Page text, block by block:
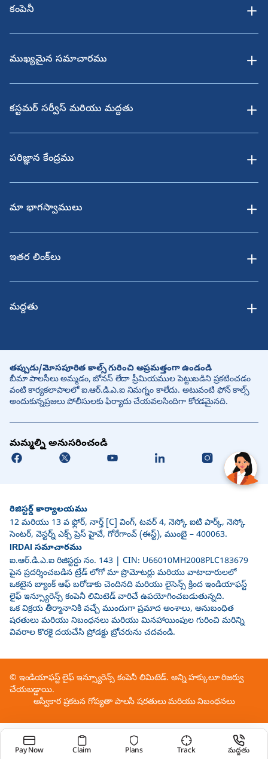
కంపెనీ
ముఖ్యమైన సమాచారము
కస్టమర్ సర్వీస్ మరియు మద్దతు
పరిజ్ఞాన కేంద్రము
మా భాగస్వాములు
ఇతర లింక్‌లు
మద్దతు
తప్పుడు/మోసపూరిత కాల్స్ గురించి అప్రమత్తంగా ఉండండి
బీమా పాలసీలు అమ్మడం, బోనస్ లేదా ప్రీమియముల పెట్టుబడిని ప్రకటించడం
వంటి కార్యకలాపాలలో ఐ.ఆర్.డి.ఎ.ఐ నిమగ్నం కాలేదు. అటువంటి ఫోన్ కాల్స్
అందుకున్నప్రజలు పోలీసులకు ఫిర్యాదు చేయవలసిందిగా కోరడమైనది.
మమ్మల్ని అనుసరించండి
రిజిస్టర్డ్ కార్యాలయము
12 మరియు 13 వ ఫ్లోర్, నార్త్ [C] వింగ్, టవర్ 4, నెస్కో ఐటి పార్క్, నెస్కో
సెంటర్, వెస్టర్న్ ఎక్స్ ప్రెస్ హైవే, గోరేగాంవ్ (ఈస్ట్), ముంబై – 400063.
IRDAI సమాచారము
ఐ.ఆర్.డి.ఎ.ఐ రిజిస్టర్డు నం. 143 | CIN: U66010MH2008PLC183679
పైన ప్రదర్శించబడిన ట్రేడ్ లోగో మా ప్రొమోటర్లు మరియు వాటాదారులలో
ఒకటైన బ్యాంక్ ఆఫ్ బరోడాకు చెందినది మరియు లైసెన్స్ క్రింద ఇండియాఫస్ట్
లైఫ్ ఇన్స్యూరెన్స్ కంపెనీ లిమిటెడ్ వారిచే ఉపయోగించబడుతున్నది.
ఒక విక్రయ తీర్మానానికి వచ్చే ముందుగా ప్రమాద అంశాలు, అనుబంధిత
షరతులు మరియు నిబంధనలు మరియు మినహాయింపుల గురించి మరిన్ని
వివరాల కొరకై దయచేసి ప్రోడక్టు బ్రోచరును చదవండి.
© ఇండియాఫస్ట్ లైఫ్ ఇన్స్యూరెన్స్ కంపెనీ లిమిటెడ్. అన్ని హక్కులూ రిజర్వు
చేయబడ్డాయి.
అస్వీకార ప్రకటన గోప్యతా పాలసీ షరతులు మరియు నిబంధనలు
Pay Now Claim Plans Track మద్దతు